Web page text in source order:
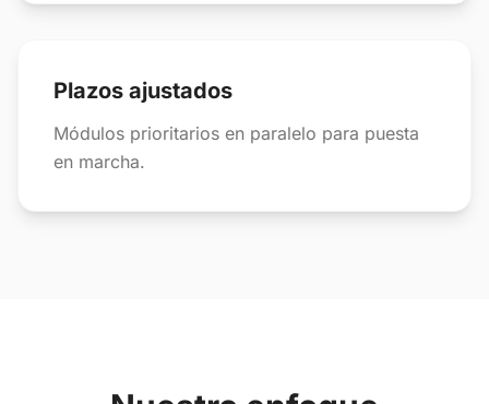
Plazos ajustados
Módulos prioritarios en paralelo para puesta
en marcha.